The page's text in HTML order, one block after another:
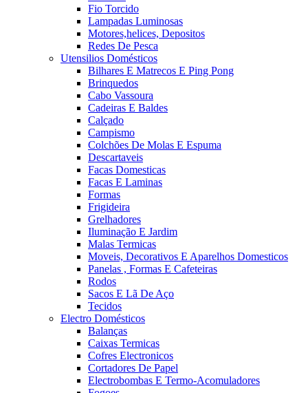
Fio Torcido
Lampadas Luminosas
Motores,helices, Depositos
Redes De Pesca
Utensilios Domésticos
Bilhares E Matrecos E Ping Pong
Brinquedos
Cabo Vassoura
Cadeiras E Baldes
Calçado
Campismo
Colchões De Molas E Espuma
Descartaveis
Facas Domesticas
Facas E Laminas
Formas
Frigideira
Grelhadores
Iluminação E Jardim
Malas Termicas
Moveis, Decorativos E Aparelhos Domesticos
Panelas , Formas E Cafeteiras
Rodos
Sacos E Lã De Aço
Tecidos
Electro Domésticos
Balanças
Caixas Termicas
Cofres Electronicos
Cortadores De Papel
Electrobombas E Termo-Acomuladores